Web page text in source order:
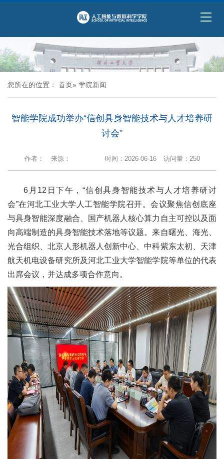
您所在的位置： 首页» 学院新闻
智能学院成功举办“信创具身智能技术与人才培养研
讨会”
作者： 来源： 时间：2026-06-16 访问量： 250
6月12日下午，“信创具身智能技术与人才培养研讨
会”在河北工业大学人工智能学院召开。会议聚焦信创底座
与具身智能深度融合、国产机器人核心算力自主可控以及面
向高端制造的具身智能技术落地等议题。来自曙光、海光、
光合组织、北京人形机器人创新中心、中科紫东太初、天津
航天机电设备研究所及河北工业大学智能学院等单位的代表
出席会议，并达成多项合作意向。